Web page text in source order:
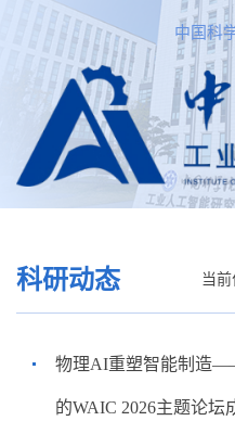
中国科
科研动态 当前
物理AI重塑智能制造
的WAIC 2026主题论坛